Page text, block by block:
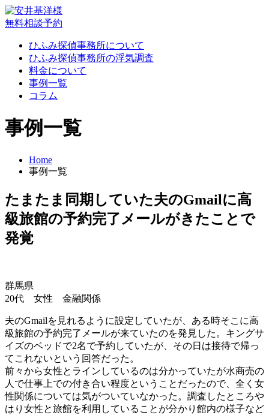
無料相談予約
ひふみ探偵事務所について
ひふみ探偵事務所の浮気調査
料金について
事例一覧
コラム
事例一覧
Home
事例一覧
たまたま同期していた夫のGmailに高
級旅館の予約完了メールがきたことで
発覚
群馬県
20代 女性 金融関係
夫のGmailを見れるように設定していたが、ある時そこに高
級旅館の予約完了メールが来ていたのを発見した。キングサ
イズのベッドで2名で予約していたが、その日は接待で帰っ
てこれないという回答だった。
前々から女性とラインしているのは分かっていたが水商売の
人で仕事上での付き合い程度ということだったので、全く女
性関係については気がついていなかった。調査したところや
はり女性と旅館を利用していることが分かり館内の様子など